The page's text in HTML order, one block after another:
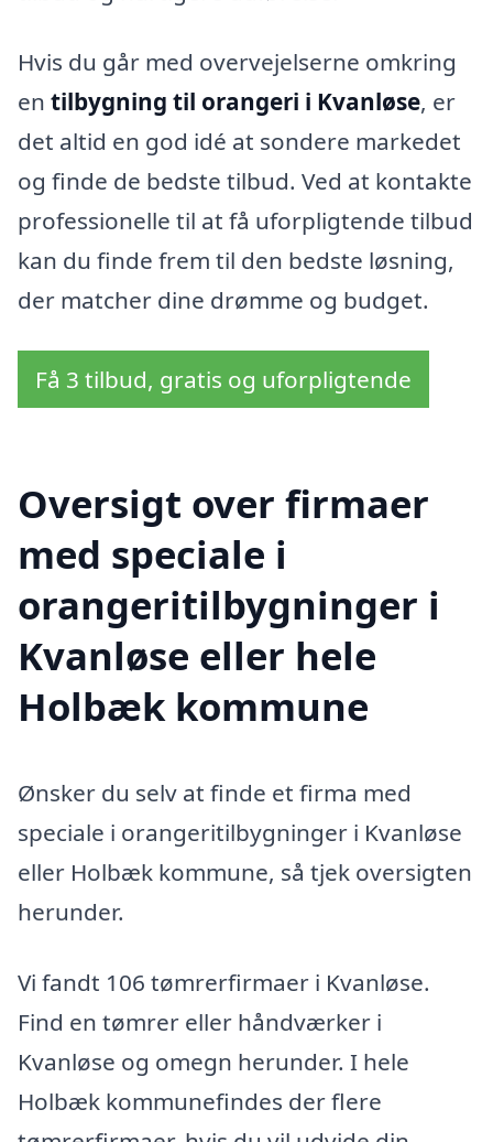
Hvis du går med overvejelserne omkring
en tilbygning til orangeri i Kvanløse, er
det altid en god idé at sondere markedet
og finde de bedste tilbud. Ved at kontakte
professionelle til at få uforpligtende tilbud
kan du finde frem til den bedste løsning,
der matcher dine drømme og budget.
Få 3 tilbud, gratis og uforpligtende
Oversigt over firmaer
med speciale i
orangeritilbygninger i
Kvanløse eller hele
Holbæk kommune
Ønsker du selv at finde et firma med
speciale i orangeritilbygninger i Kvanløse
eller Holbæk kommune, så tjek oversigten
herunder.
Vi fandt 106 tømrerfirmaer i Kvanløse.
Find en tømrer eller håndværker i
Kvanløse og omegn herunder. I hele
Holbæk kommunefindes der flere